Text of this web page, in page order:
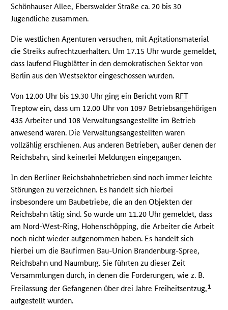
Schönhauser Allee, Eberswalder Straße ca. 20 bis 30
Jugendliche zusammen.
Die westlichen Agenturen versuchen, mit Agitationsmaterial
die Streiks aufrechtzuerhalten. Um 17.15 Uhr wurde gemeldet,
dass laufend Flugblätter in den demokratischen Sektor von
Berlin aus den Westsektor eingeschossen wurden.
Von 12.00 Uhr bis 19.30 Uhr ging ein Bericht vom RFT
Treptow ein, dass um 12.00 Uhr von 1097 Betriebsangehörigen
435 Arbeiter und 108 Verwaltungsangestellte im Betrieb
anwesend waren. Die Verwaltungsangestellten waren
vollzählig erschienen. Aus anderen Betrieben, außer denen der
Reichsbahn, sind keinerlei Meldungen eingegangen.
In den Berliner Reichsbahnbetrieben sind noch immer leichte
Störungen zu verzeichnen. Es handelt sich hierbei
insbesondere um Baubetriebe, die an den Objekten der
Reichsbahn tätig sind. So wurde um 11.20 Uhr gemeldet, dass
am Nord-West-Ring, Hohenschöpping, die Arbeiter die Arbeit
noch nicht wieder aufgenommen haben. Es handelt sich
hierbei um die Baufirmen Bau-Union Brandenburg-Spree,
Reichsbahn und Naumburg. Sie führten zu dieser Zeit
Versammlungen durch, in denen die Forderungen, wie z. B.
Freilassung der Gefangenen über drei Jahre Freiheitsentzug,1
aufgestellt wurden.